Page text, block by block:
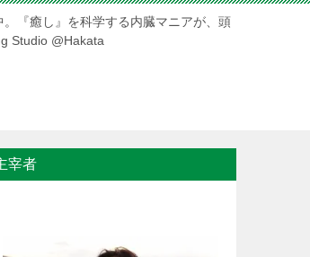
『癒し』を科学する内臓マニアが、頭
Studio @Hakata
宰者